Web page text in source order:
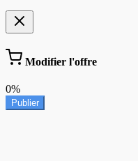
Modifier l'offre
0%
Publier